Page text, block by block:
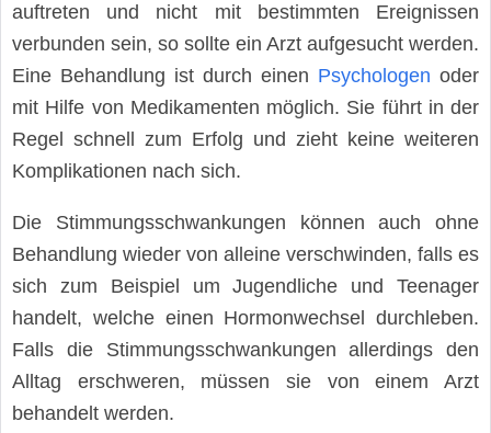
auftreten und nicht mit bestimmten Ereignissen
verbunden sein, so sollte ein Arzt aufgesucht werden.
Eine Behandlung ist durch einen Psychologen oder
mit Hilfe von Medikamenten möglich. Sie führt in der
Regel schnell zum Erfolg und zieht keine weiteren
Komplikationen nach sich.
Die Stimmungsschwankungen können auch ohne
Behandlung wieder von alleine verschwinden, falls es
sich zum Beispiel um Jugendliche und Teenager
handelt, welche einen Hormonwechsel durchleben.
Falls die Stimmungsschwankungen allerdings den
Alltag erschweren, müssen sie von einem Arzt
behandelt werden.